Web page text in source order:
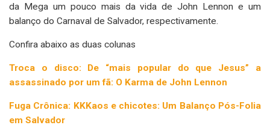
da Mega um pouco mais da vida de John Lennon e um
balanço do Carnaval de Salvador, respectivamente.
Confira abaixo as duas colunas
Troca o disco: De “mais popular do que Jesus” a
assassinado por um fã: O Karma de John Lennon
Fuga Crônica: KKKaos e chicotes: Um Balanço Pós-Folia
em Salvador